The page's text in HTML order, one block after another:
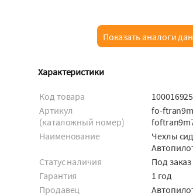
Показать аналоги
Характеристики
Код товара
Артикул
(каталожный номер)
fo-
Наименование
Чехлы
Статус наличия
Под заказ
Гарантия
1 год
Продавец